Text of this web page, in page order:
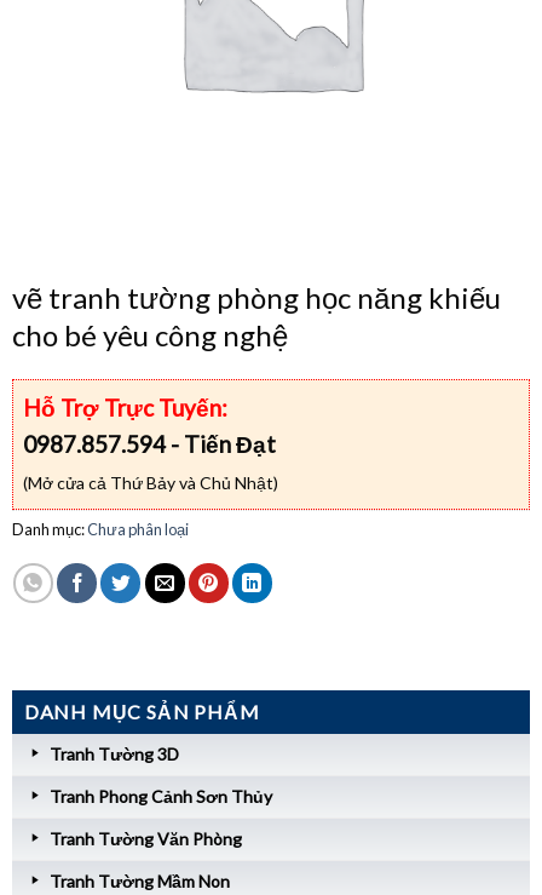
DANH MỤC SẢN PHẨM
Tranh Tường 3D
Tranh Phong Cảnh Sơn Thủy
Tranh Tường Văn Phòng
Tranh Tường Mầm Non
vẽ tranh tường phòng học năng khiếu
cho bé yêu công nghệ
Hỗ Trợ Trực Tuyến:
0987.857.594 - Tiến Đạt
(Mở cửa cả Thứ Bảy và Chủ Nhật)
Danh mục:Chưa phân loại